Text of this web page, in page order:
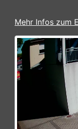
Mehr Infos zum